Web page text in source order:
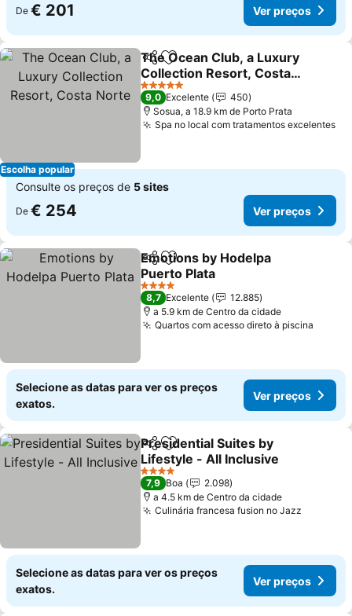
De € 201 Ver preços
Escolha popular
PartilharAdicionar aos favoritos
The Ocean Club, a Luxury
Collection Resort, Costa
Norte
5 Estrelas
9,0 Excelente
450
Sosua, a 18.9 km de Porto Prata
Spa no local com tratamentos excelentes
Consulte os preços de 5 sites
De € 254 Ver preços
PartilharAdicionar aos favoritos
Emotions by Hodelpa
Puerto Plata
4 Estrelas
8,7 Excelente
12.885
a 5.9 km de Centro da cidade
Quartos com acesso direto à piscina
Selecione as datas para ver os preços
exatos.
Ver preços
PartilharAdicionar aos favoritos
Presidential Suites by
Lifestyle - All Inclusive
4 Estrelas
7,9 Boa
2.098
a 4.5 km de Centro da cidade
Culinária francesa fusion no Jazz
Selecione as datas para ver os preços
exatos.
Ver preços